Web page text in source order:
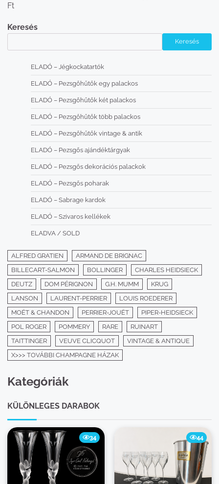
Ft
Keresés
Keresés
ELADÓ – Jégkockatartók
ELADÓ – Pezsgőhűtők egy palackos
ELADÓ – Pezsgőhűtők két palackos
ELADÓ – Pezsgőhűtők több palackos
ELADÓ – Pezsgőhűtők vintage & antik
ELADÓ – Pezsgős ajándéktárgyak
ELADÓ – Pezsgős dekorációs palackok
ELADÓ – Pezsgős poharak
ELADÓ – Sabrage kardok
ELADÓ – Szivaros kellékek
ELADVA / SOLD
ALFRED GRATIEN
ARMAND DE BRIGNAC
BILLECART-SALMON
BOLLINGER
CHARLES HEIDSIECK
DEUTZ
DOM PÉRIGNON G.H. MUMM
KRUG
LANSON
LAURENT-PERRIER
LOUIS ROEDERER
MOËT & CHANDON
PERRIER-JOUËT
PIPER-HEIDSIECK
POL ROGER
POMMERY RARE
RUINART
TAITTINGER
VEUVE CLICQUOT
VINTAGE & ANTIQUE
X>>> TOVÁBBI CHAMPAGNE HÁZAK
Kategóriák
KÜLÖNLEGES DARABOK
34 44